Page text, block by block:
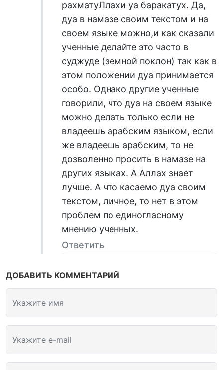
рахматуЛлахи уа баракатух. Да,
дуа в намазе своим текстом и на
своем языке можно,и как сказали
ученные делайте это часто в
суджуде (земной поклон) так как в
этом положении дуа принимается
особо. Однако другие ученные
говорили, что дуа на своем языке
можно делать только если не
владеешь арабским языком, если
же владеешь арабским, то не
дозволенно просить в намазе на
других языках. А Аллах знает
лучше. А что касаемо дуа своим
текстом, личное, то нет в этом
проблем по единогласному
мнению ученных.
Ответить
ДОБАВИТЬ КОММЕНТАРИЙ
Укажите имя
Укажите e-mail